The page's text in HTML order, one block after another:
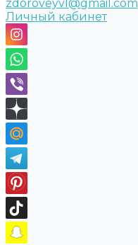
zdoroveyvl@gmail.com
Личный кабинет